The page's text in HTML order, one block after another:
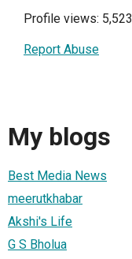
Profile views: 5,523
Report Abuse
My blogs
Best Media News
meerutkhabar
Akshi's Life
G S Bholua